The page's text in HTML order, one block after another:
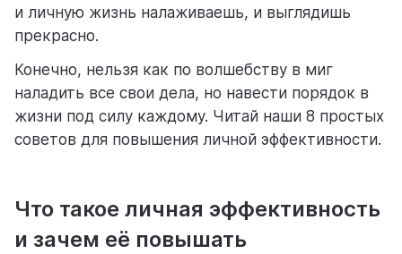
помощь
помогаем научиться работать в Weeek
и личную жизнь налаживаешь, и выглядишь
прекрасно.
Конечно, нельзя как по волшебству в миг
наладить все свои дела, но навести порядок в
жизни под силу каждому. Читай наши 8 простых
советов для повышения личной эффективности.
Что такое личная эффективность
и зачем её повышать